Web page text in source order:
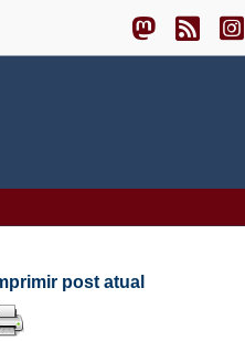
post atual